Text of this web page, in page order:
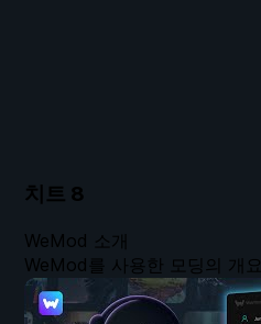
치트 8
WeMod 소개
WeMod를 사용한 모딩의 개요